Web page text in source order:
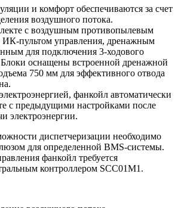
и комфорт обеспечиваются за счет
воздушного потока.
с воздушным противопылевым
ИК-пультом управления, дренажным
для подключения 3-ходового
оснащены встроенной дренажной
750 мм для эффективного отвода
фанкойл автоматически
с предыдущими настройками после
электроэнергии.
диспетчеризации необходимо
для определенной BMS-системы.
фанкойл требуется
контроллером SCC01M1.